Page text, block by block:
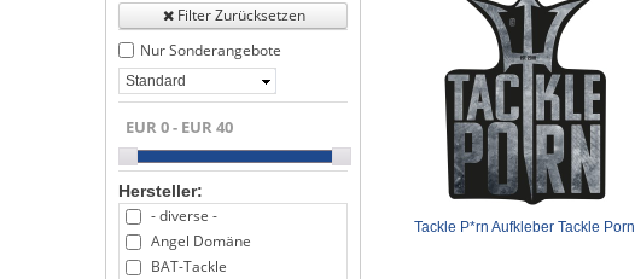
Filter Zurücksetzen
Nur Sonderangebote
Standard
Hersteller:
- diverse -
Angel Domäne
BAT-Tackle
Tackle P*rn Aufkleber Tackle Porn